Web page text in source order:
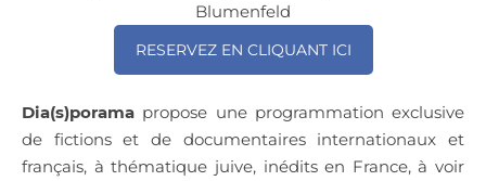
Blumenfeld
RESERVEZ EN CLIQUANT ICI
Dia(s)porama propose une programmation exclusive
de fictions et de documentaires internationaux et
français, à thématique juive, inédits en France, à voir